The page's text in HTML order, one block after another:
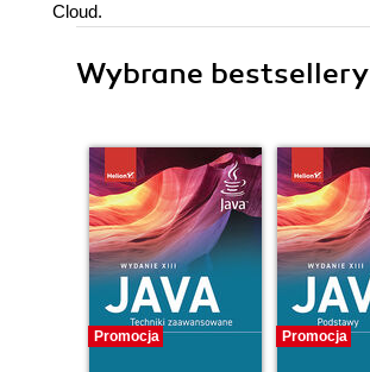
Cloud.
Wybrane bestsellery
Promocja Promocja